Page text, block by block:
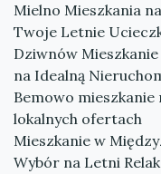
Mielno Mieszkania
Twoje Letnie
Dziwnów
na Idealną
Bemowo
lokalnych ofertach
Mieszkanie w
Wybór na Letni